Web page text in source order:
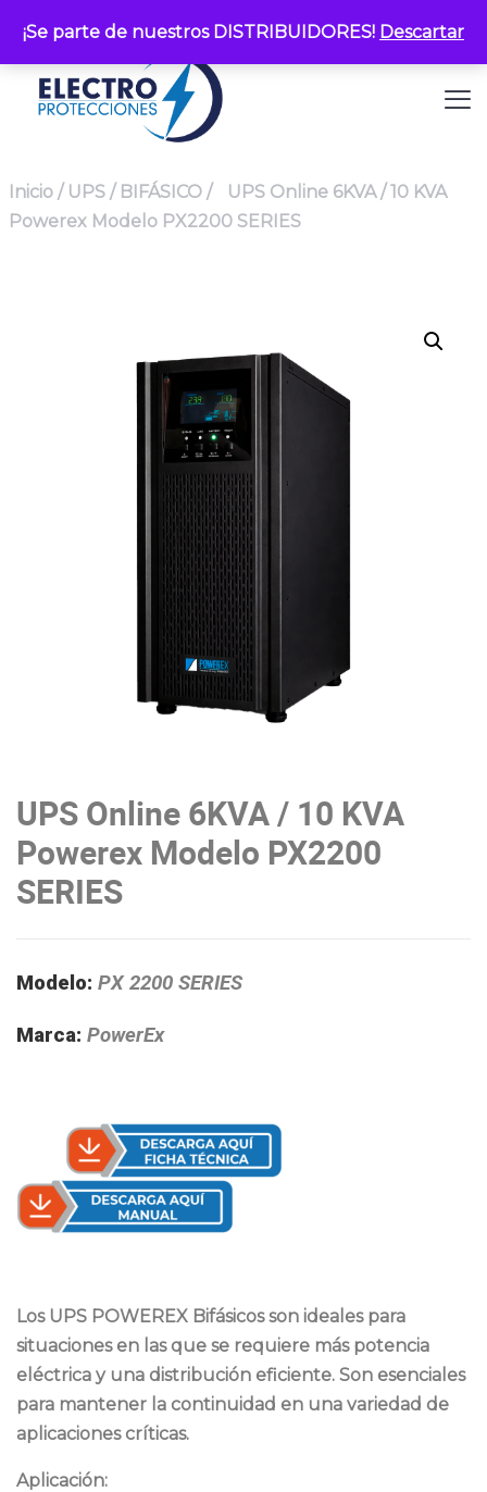
¡Se parte de nuestros DISTRIBUIDORES! Descartar
Inicio / UPS / BIFÁSICO /
UPS Online 6KVA / 10 KVA
Powerex Modelo PX2200 SERIES
UPS Online 6KVA / 10 KVA
Powerex Modelo PX2200
SERIES
Modelo: PX 2200 SERIES
Marca: PowerEx
Los UPS POWEREX Bifásicosson ideales para
situaciones en las que se requiere más potencia
eléctrica y una distribución eficiente. Son esenciales
para mantener la continuidad en una variedad de
aplicaciones críticas.
Aplicación: